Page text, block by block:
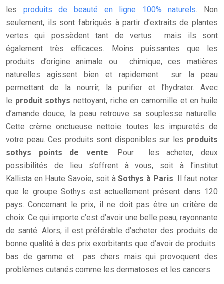
les produits de beauté en ligne 100% naturels. Non
seulement, ils sont fabriqués à partir d’extraits de plantes
vertes qui possèdent tant de vertus mais ils sont
également très efficaces. Moins puissantes que les
produits d’origine animale ou chimique, ces matières
naturelles agissent bien et rapidement sur la peau
permettant de la nourrir, la purifier et l’hydrater. Avec
le produit sothys nettoyant, riche en camomille et en huile
d’amande douce, la peau retrouve sa souplesse naturelle.
Cette crème onctueuse nettoie toutes les impuretés de
votre peau. Ces produits sont disponibles sur les produits
sothys points de vente. Pour les acheter, deux
possibilités de lieu s’offrent à vous, soit à l’institut
Kallista en Haute Savoie, soit àSothys à Paris. Il faut noter
que le groupe Sothys est actuellement présent dans 120
pays. Concernant le prix, il ne doit pas être un critère de
choix. Ce qui importe c’est d’avoir une belle peau, rayonnante
de santé. Alors, il est préférable d’acheter des produits de
bonne qualité à des prix exorbitants que d’avoir de produits
bas de gamme et pas chers mais qui provoquent des
problèmes cutanés comme les dermatoses et les cancers.